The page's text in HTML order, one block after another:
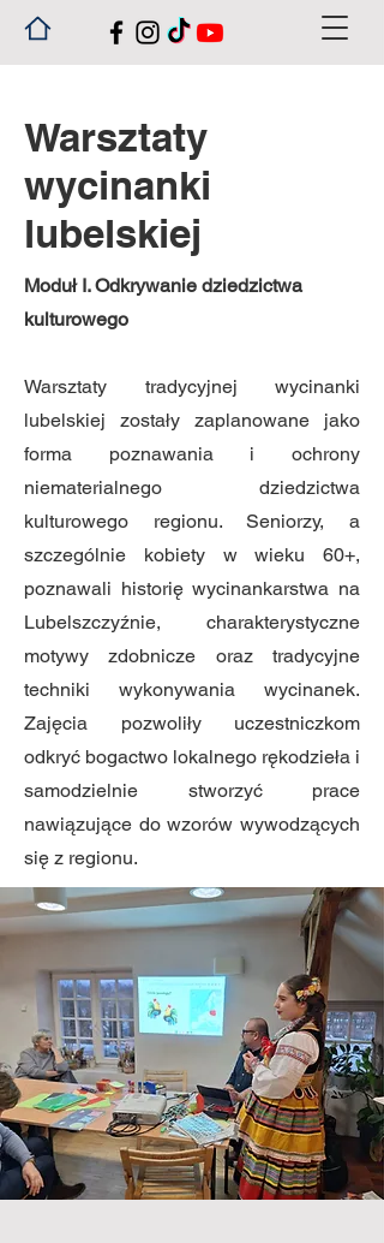
Warsztaty
wycinanki
lubelskiej
Moduł I. Odkrywanie dziedzictwa
kulturowego
Warsztaty tradycyjnej wycinanki
lubelskiej zostały zaplanowane jako
forma poznawania i ochrony
niematerialnego dziedzictwa
kulturowego regionu. Seniorzy, a
szczególnie kobiety w wieku 60+,
poznawali historię wycinankarstwa na
Lubelszczyźnie, charakterystyczne
motywy zdobnicze oraz tradycyjne
techniki wykonywania wycinanek.
Zajęcia pozwoliły uczestniczkom
odkryć bogactwo lokalnego rękodzieła i
samodzielnie stworzyć prace
nawiązujące do wzorów wywodzących
się z regionu.